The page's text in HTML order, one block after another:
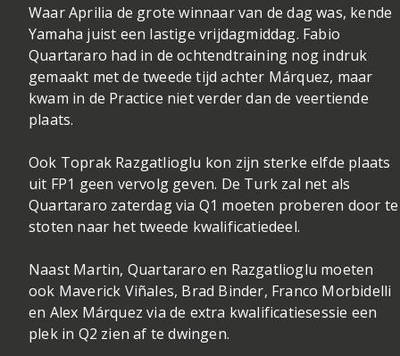
Waar Aprilia de grote winnaar van de dag was, kende
Yamaha juist een lastige vrijdagmiddag. Fabio
Quartararo had in de ochtendtraining nog indruk
gemaakt met de tweede tijd achter Márquez, maar
kwam in de Practice niet verder dan de veertiende
plaats.
Ook Toprak Razgatlioglu kon zijn sterke elfde plaats
uit FP1 geen vervolg geven. De Turk zal net als
Quartararo zaterdag via Q1 moeten proberen door te
stoten naar het tweede kwalificatiedeel.
Naast Martin, Quartararo en Razgatlioglu moeten
ook Maverick Viñales, Brad Binder, Franco Morbidelli
en Alex Márquez via de extra kwalificatiesessie een
plek in Q2 zien af te dwingen.